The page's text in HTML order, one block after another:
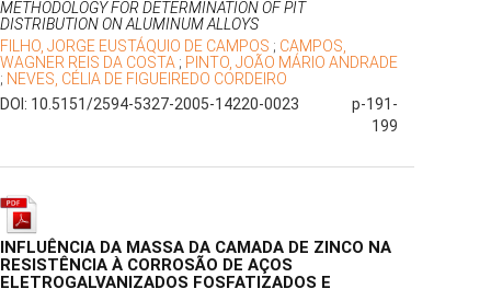
METHODOLOGY FOR DETERMINATION OF PIT
DISTRIBUTION ON ALUMINUM ALLOYS
FILHO, JORGE EUSTÁQUIO DE CAMPOS ; CAMPOS,
WAGNER REIS DA COSTA ; PINTO, JOÃO MÁRIO ANDRADE
; NEVES, CÉLIA DE FIGUEIREDO CORDEIRO
DOI: 10.5151/2594-5327-2005-14220-0023
p-191-
199
INFLUÊNCIA DA MASSA DA CAMADA DE ZINCO NA
RESISTÊNCIA À CORROSÃO DE AÇOS
ELETROGALVANIZADOS FOSFATIZADOS E